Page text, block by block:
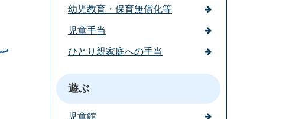
幼児教育・保育無償化等
児童手当
ひとり親家庭への手当
遊ぶ
児童館